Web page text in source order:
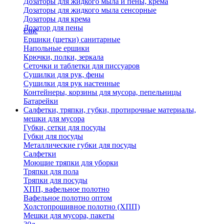
Дозаторы для жидкого мыла сенсорные
Дозаторы для крема
Дозатор для пены
Еще
Ершики (щетки) санитарные
Напольные ершики
Крючки, полки, зеркала
Сеточки и таблетки для писсуаров
Сушилки для рук, фены
Сушилки для рук настенные
Контейнеры, корзины для мусора, пепельницы
Батарейки
Салфетки, тряпки, губки, протирочные материалы,
мешки для мусора
Губки, сетки для посуды
Губки для посуды
Металлические губки для посуды
Салфетки
Моющие тряпки для уборки
Тряпки для пола
Тряпки для посуды
ХПП, вафельное полотно
Вафельное полотно оптом
Холстопрошивное полотно (ХПП)
Мешки для мусора, пакеты